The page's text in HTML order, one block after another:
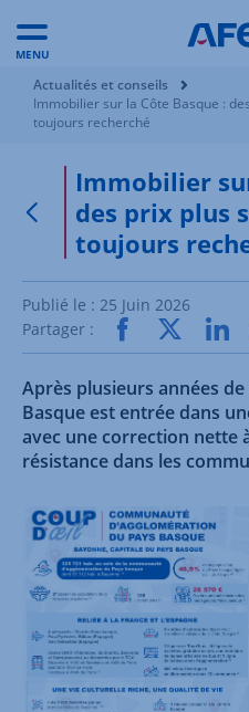
MENU
Vous êtes ici:
Actualités et conseils
Immobilier sur la Côte Basque :
toujours recherché
Retour à la page précédente
Immobilier
des prix plus
toujours
Publié le : 25 Juin 2026
Partager :
Après plusieurs années
Basque est entrée dans
avec une correction nette
résistance dans les